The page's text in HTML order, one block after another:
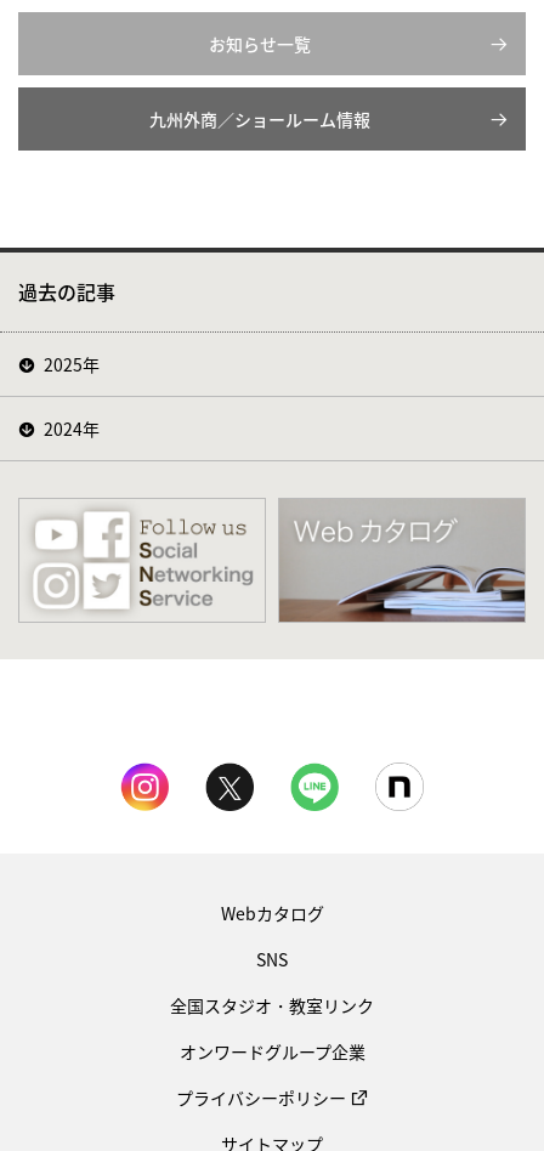
お知らせ一覧
九州外商／ショールーム情報
過去の記事
2025年
2024年
Webカタログ
SNS
全国スタジオ・教室リンク
オンワードグループ企業
プライバシーポリシー
サイトマップ